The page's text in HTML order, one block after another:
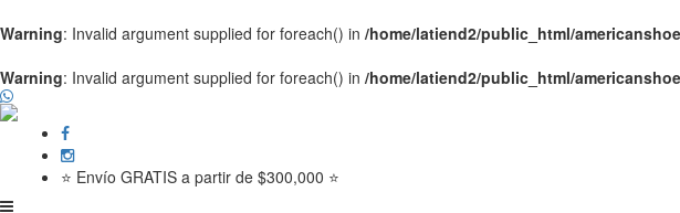
Warning: Invalid argument supplied for foreach() in /home/latiend2/public_html/
Warning: Invalid argument supplied for foreach() in /home/latiend2/public_html/
⭐ Envío GRATIS a partir de $300,000 ⭐